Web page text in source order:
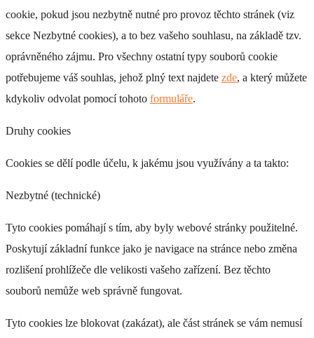
DI 162
+ 0 Kč
DI 164
cookie, pokud jsou nezbytně nutné pro provoz těchto stránek (viz
sekce Nezbytné cookies), a to bez vašeho souhlasu, na základě tzv.
oprávněného zájmu. Pro všechny ostatní typy souborů cookie
potřebujeme váš souhlas, jehož plný text najdete zde, a který můžete
kdykoliv odvolat pomocí tohoto formuláře.
Druhy cookies
Cookies se dělí podle účelu, k jakému jsou využívány a ta takto:
Nezbytné (technické)
Tyto cookies pomáhají s tím, aby byly webové stránky použitelné.
Poskytují základní funkce jako je navigace na stránce nebo změna
rozlišení prohlížeče dle velikosti vašeho zařízení. Bez těchto
souborů nemůže web správně fungovat.
Tyto cookies lze blokovat (zakázat), ale část stránek se vám nemusí